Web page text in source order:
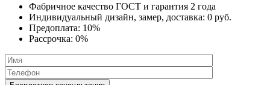
Фабричное качество ГОСТ и гарантия 2 года
Индивидуальный дизайн, замер, доставка: 0 руб.
Предоплата: 10%
Рассрочка: 0%